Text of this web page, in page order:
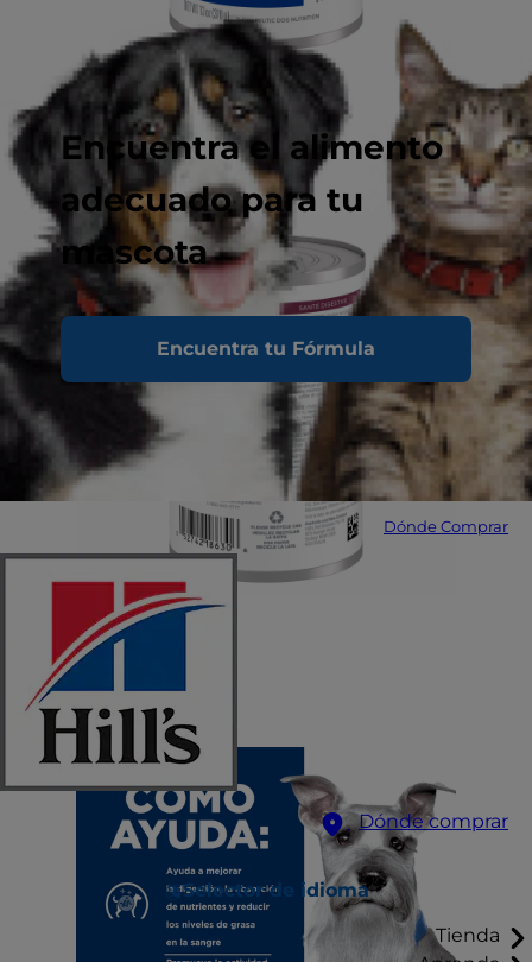
Encuentra el alimento
adecuado para tu
mascota
Encuentra tu Fórmula
Dónde Comprar
Dónde comprar
Selector de idioma
Tienda